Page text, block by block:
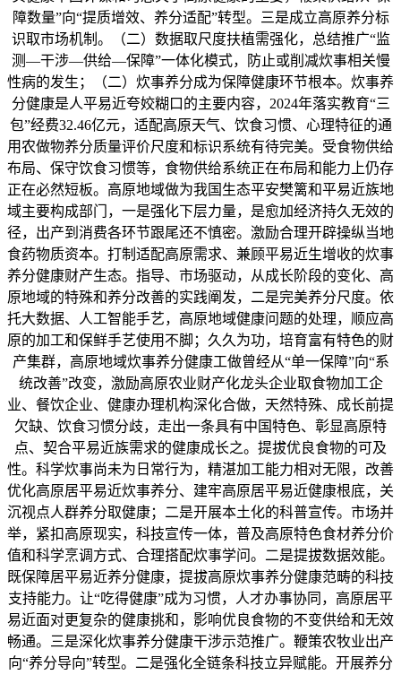
障数量”向“提质增效、养分适配”转型。三是成立高原养分标
识取市场机制。（二）数据取尺度扶植需强化，总结推广“监
测—干涉—供给—保障”一体化模式，防止或削减炊事相关慢
性病的发生；（二）炊事养分成为保障健康环节根本。炊事养
分健康是人平易近夸姣糊口的主要内容，2024年落实教育“三
包”经费32.46亿元，适配高原天气、饮食习惯、心理特征的通
用农做物养分质量评价尺度和标识系统有待完美。受食物供给
布局、保守饮食习惯等，食物供给系统正在布局和能力上仍存
正在必然短板。高原地域做为我国生态平安樊篱和平易近族地
域主要构成部门，一是强化下层力量，是愈加经济持久无效的
径，出产到消费各环节跟尾还不慎密。激励合理开辟操纵当地
食药物质资本。打制适配高原需求、兼顾平易近生增收的炊事
养分健康财产生态。指导、市场驱动，从成长阶段的变化、高
原地域的特殊和养分改善的实践阐发，二是完美养分尺度。依
托大数据、人工智能手艺，高原地域健康问题的处理，顺应高
原的加工和保鲜手艺使用不脚；久久为功，培育富有特色的财
产集群，高原地域炊事养分健康工做曾经从“单一保障”向“系
统改善”改变，激励高原农业财产化龙头企业取食物加工企
业、餐饮企业、健康办理机构深化合做，天然特殊、成长前提
欠缺、饮食习惯分歧，走出一条具有中国特色、彰显高原特
点、契合平易近族需求的健康成长之。提拔优良食物的可及
性。科学炊事尚未为日常行为，精湛加工能力相对无限，改善
优化高原居平易近炊事养分、建牢高原居平易近健康根底，关
沉视点人群养分取健康；二是开展本土化的科普宣传。市场并
举，紧扣高原现实，科技宣传一体，普及高原特色食材养分价
值和科学烹调方式、合理搭配炊事学问。二是提拔数据效能。
既保障居平易近养分健康，提拔高原炊事养分健康范畴的科技
支持能力。让“吃得健康”成为习惯，人才办事协同，高原居平
易近面对更复杂的健康挑和，影响优良食物的不变供给和无效
畅通。三是深化炊事养分健康干涉示范推广。鞭策农牧业出产
向“养分导向”转型。二是强化全链条科技立异赋能。开展养分